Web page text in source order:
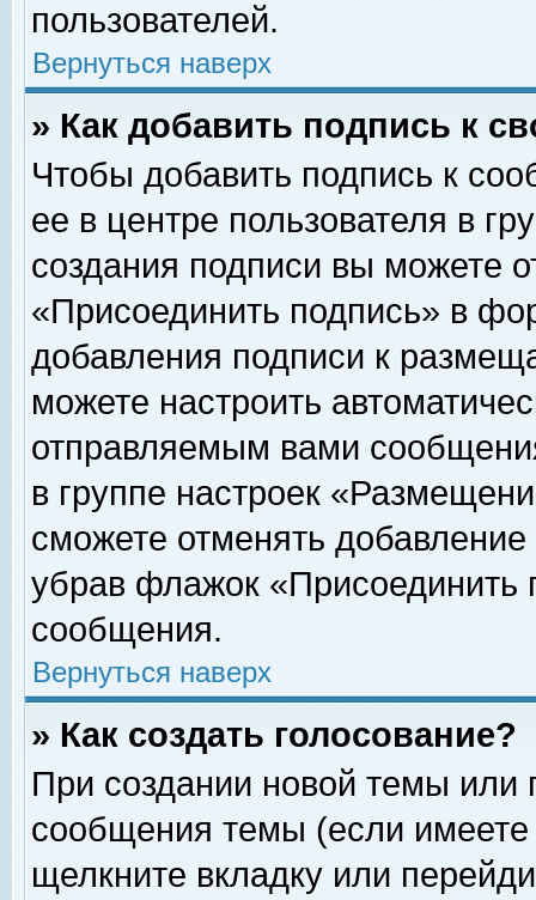
пользователей.
Вернуться наверх
» Как добавить подпись к
Чтобы добавить подпись к
ее в центре пользователя в
создания подписи вы можете
«Присоединить подпись» в
добавления подписи к
можете настроить
отправляемым вами
в группе настроек
сможете отменять
убрав флажок «Присоединить
сообщения.
Вернуться наверх
» Как создать голосование?
При создании новой темы или
сообщения темы (если
щелкните вкладку или